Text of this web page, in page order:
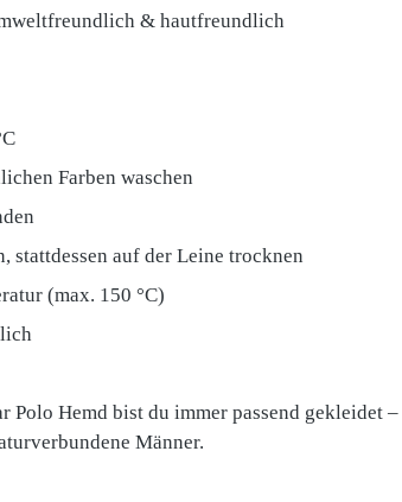
& hautfreundlich
Farben waschen
stattdessen auf der Leine trocknen
(max. 150 °C)
Polo Hemd bist du immer passend
Männer.